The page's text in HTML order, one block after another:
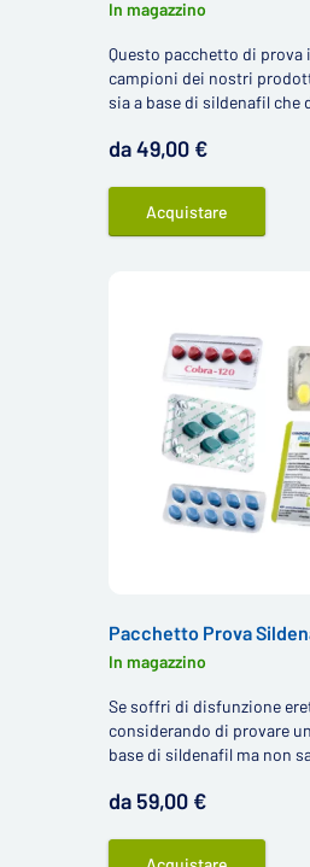
In magazzino
Questo pacchetto di prova
campioni dei nostri
sia a base di sildenafil che
da 49,00 €
Acquistare
Pacchetto Prova
In magazzino
Se soffri di disfunzione
considerando di provare
base di sildenafil ma non
soluzione ideale per te.
da 59,00 €